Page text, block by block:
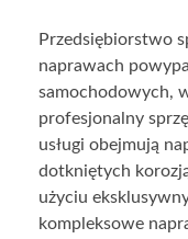
Przedsiębiorstwo
naprawach
samochodowych,
profesjonalny
usługi obejmują
dotkniętych
użyciu
kompleksowe